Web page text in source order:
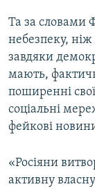
Та за словами
небезпеку, ніж
завдяки
мають,
поширенні
соціальні
фейкові
«Росіяни
активну